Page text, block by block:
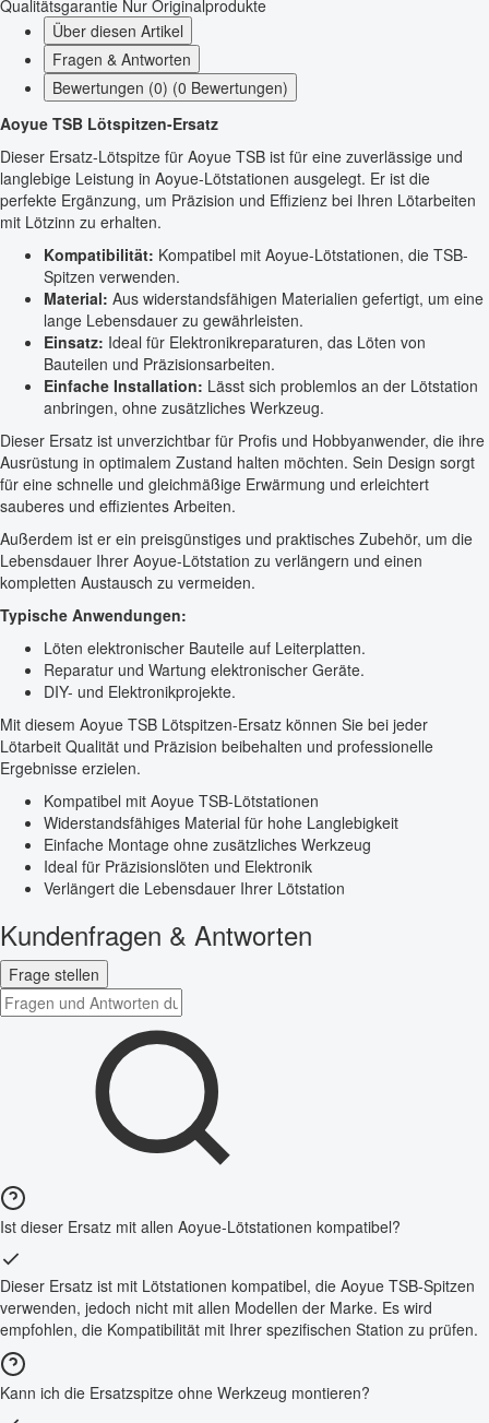
Qualitätsgarantie Nur Originalprodukte
Über diesen Artikel
Fragen & Antworten
Bewertungen (0) (0 Bewertungen)
Aoyue TSB Lötspitzen-Ersatz
Dieser Ersatz-Lötspitze für Aoyue TSB ist für eine zuverlässige und
langlebige Leistung in Aoyue-Lötstationen ausgelegt. Er ist die
perfekte Ergänzung, um Präzision und Effizienz bei Ihren Lötarbeiten
mit Lötzinn zu erhalten.
Kompatibilität: Kompatibel mit Aoyue-Lötstationen, die TSB-
Spitzen verwenden.
Material: Aus widerstandsfähigen Materialien gefertigt, um eine
lange Lebensdauer zu gewährleisten.
Einsatz: Ideal für Elektronikreparaturen, das Löten von
Bauteilen und Präzisionsarbeiten.
Einfache Installation: Lässt sich problemlos an der Lötstation
anbringen, ohne zusätzliches Werkzeug.
Dieser Ersatz ist unverzichtbar für Profis und Hobbyanwender, die ihre
Ausrüstung in optimalem Zustand halten möchten. Sein Design sorgt
für eine schnelle und gleichmäßige Erwärmung und erleichtert
sauberes und effizientes Arbeiten.
Außerdem ist er ein preisgünstiges und praktisches Zubehör, um die
Lebensdauer Ihrer Aoyue-Lötstation zu verlängern und einen
kompletten Austausch zu vermeiden.
Typische Anwendungen:
Löten elektronischer Bauteile auf Leiterplatten.
Reparatur und Wartung elektronischer Geräte.
DIY- und Elektronikprojekte.
Mit diesem Aoyue TSB Lötspitzen-Ersatz können Sie bei jeder
Lötarbeit Qualität und Präzision beibehalten und professionelle
Ergebnisse erzielen.
Kompatibel mit Aoyue TSB-Lötstationen
Widerstandsfähiges Material für hohe Langlebigkeit
Einfache Montage ohne zusätzliches Werkzeug
Ideal für Präzisionslöten und Elektronik
Verlängert die Lebensdauer Ihrer Lötstation
Kundenfragen & Antworten
Frage stellen
Ist dieser Ersatz mit allen Aoyue-Lötstationen kompatibel?
Dieser Ersatz ist mit Lötstationen kompatibel, die Aoyue TSB-Spitzen
verwenden, jedoch nicht mit allen Modellen der Marke. Es wird
empfohlen, die Kompatibilität mit Ihrer spezifischen Station zu prüfen.
Kann ich die Ersatzspitze ohne Werkzeug montieren?